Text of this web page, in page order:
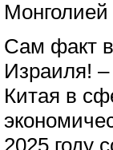
Сам факт
Израиля! –
Китая в
2025 году